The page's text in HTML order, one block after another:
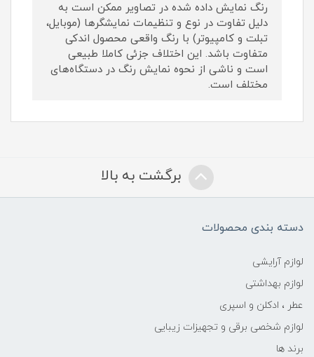
رنگ نمایش داده‌ شده در تصاویر ممکن است به
دلیل تفاوت در نوع و تنظیمات نمایشگرها (موبایل،
تبلت و کامپیوتر) با رنگ واقعی محصول اندکی
متفاوت باشد. این اختلاف جزئی کاملا طبیعی
است و ناشی از نحوه نمایش رنگ در دستگاه‌های
مختلف است.
برگشت به بالا
دسته بندی محصولات
لوازم آرایشی
لوازم بهداشتی
عطر ، ادکلن و اسپری
لوازم شخصی برقی و تجهیزات زیبایی
برند ها